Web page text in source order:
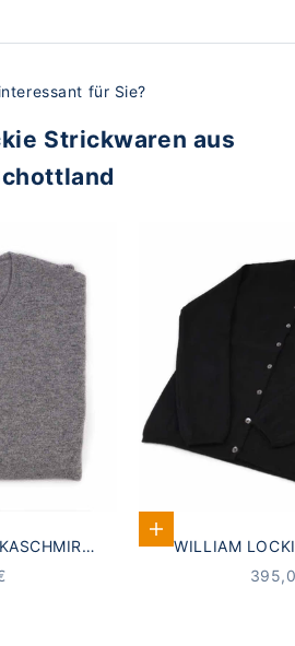
für Sie?
Strickwaren aus
GRAU
Optionen
WILLIAM
STRICKJACKE